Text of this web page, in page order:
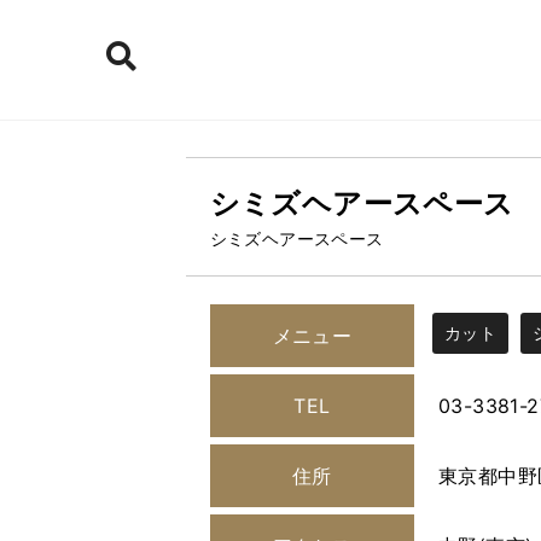
シミズヘアースペース
シミズヘアースペース
メニュー カット
TEL 03-3381-
住所 東京都中